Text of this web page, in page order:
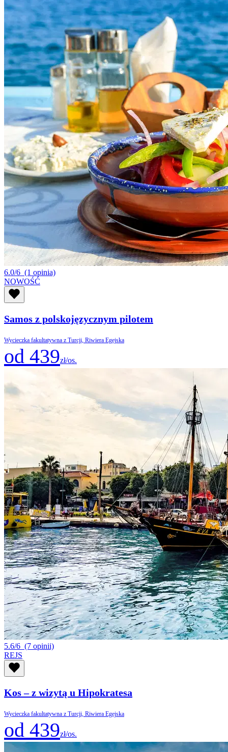
6.0/6 (1 opinia)
NOWOŚĆ
Samos z polskojęzycznym pilotem
Wycieczka fakultatywna z Turcji, Riwiera Egejska
od 439zł/os.
5.6/6 (7 opinii)
REJS
Kos – z wizytą u Hipokratesa
Wycieczka fakultatywna z Turcji, Riwiera Egejska
od 439zł/os.